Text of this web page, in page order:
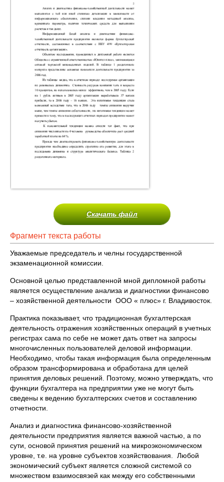
Скачать файл
Фрагмент текста работы
Уважаемые председатель и челны государственной
экзаменационной комиссии.
Основной целью представленной мной дипломной работы
является осуществление анализа и диагностики финансово
– хозяйственной деятельности ООО « плюс» г. Владивосток.
Практика показывает, что традиционная бухгалтерская
деятельность отражения хозяйственных операций в учетных
регистрах сама по себе не может дать ответ на запросы
многочисленных пользователей деловой информации.
Необходимо, чтобы такая информация была определенным
образом трансформирована и обработана для целей
принятия деловых решений. Поэтому, можно утверждать, что
функции бухгалтера на предприятии уже не могут быть
сведены к ведению бухгалтерских счетов и составлению
отчетности.
Анализ и диагностика финансово-хозяйственной
деятельности предприятия является важной частью, а по
сути, основой принятия решений на микроэкономическом
уровне, т.е. на уровне субъектов хозяйствования. Любой
экономический субъект является сложной системой со
множеством взаимосвязей как между его собственными